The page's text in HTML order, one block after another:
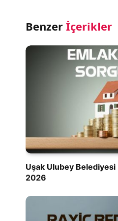
Benzer İçerikler
Uşak Ulubey
2026